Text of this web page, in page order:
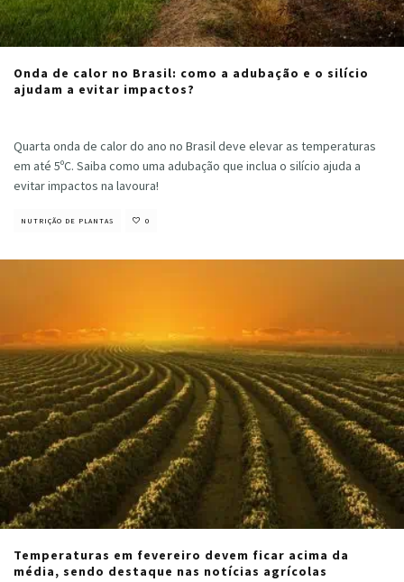
Onda de calor no Brasil: como a adubação e o silício
ajudam a evitar impactos?
Quarta onda de calor do ano no Brasil deve elevar as temperaturas
em até 5ºC. Saiba como uma adubação que inclua o silício ajuda a
evitar impactos na lavoura!
NUTRIÇÃO DE PLANTAS 0
Temperaturas em fevereiro devem ficar acima da
média, sendo destaque nas notícias agrícolas